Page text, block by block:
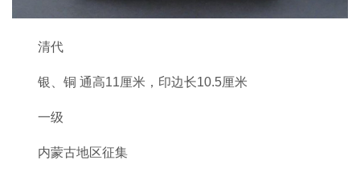
清代
银、铜 通高11厘米，印边长10.5厘米
一级
内蒙古地区征集